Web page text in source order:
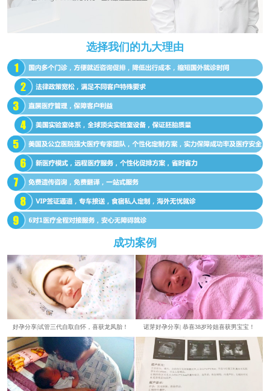
选择我们的九大理由
成功案例
好孕分享|试管三代自取自怀，喜获龙凤胎！ 诺芽好孕分享| 恭喜38岁玲姐喜获男宝宝！